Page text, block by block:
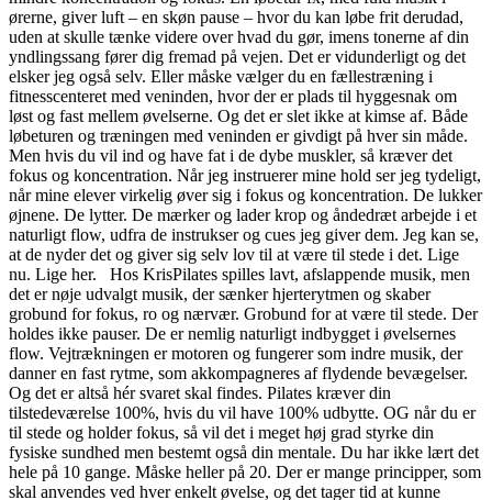
ørerne, giver luft – en skøn pause – hvor du kan løbe frit derudad,
uden at skulle tænke videre over hvad du gør, imens tonerne af din
yndlingssang fører dig fremad på vejen. Det er vidunderligt og det
elsker jeg også selv. Eller måske vælger du en fællestræning i
fitnesscenteret med veninden, hvor der er plads til hyggesnak om
løst og fast mellem øvelserne. Og det er slet ikke at kimse af. Både
løbeturen og træningen med veninden er givdigt på hver sin måde.
Men hvis du vil ind og have fat i de dybe muskler, så kræver det
fokus og koncentration. Når jeg instruerer mine hold ser jeg tydeligt,
når mine elever virkelig øver sig i fokus og koncentration. De lukker
øjnene. De lytter. De mærker og lader krop og åndedræt arbejde i et
naturligt flow, udfra de instrukser og cues jeg giver dem. Jeg kan se,
at de nyder det og giver sig selv lov til at være til stede i det. Lige
nu. Lige her. Hos KrisPilates spilles lavt, afslappende musik, men
det er nøje udvalgt musik, der sænker hjerterytmen og skaber
grobund for fokus, ro og nærvær. Grobund for at være til stede. Der
holdes ikke pauser. De er nemlig naturligt indbygget i øvelsernes
flow. Vejtrækningen er motoren og fungerer som indre musik, der
danner en fast rytme, som akkompagneres af flydende bevægelser.
Og det er altså hér svaret skal findes. Pilates kræver din
tilstedeværelse 100%, hvis du vil have 100% udbytte. OG når du er
til stede og holder fokus, så vil det i meget høj grad styrke din
fysiske sundhed men bestemt også din mentale. Du har ikke lært det
hele på 10 gange. Måske heller på 20. Der er mange principper, som
skal anvendes ved hver enkelt øvelse, og det tager tid at kunne